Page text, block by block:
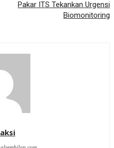
Pakar ITS Tekankan Urgensi
Biomonitoring